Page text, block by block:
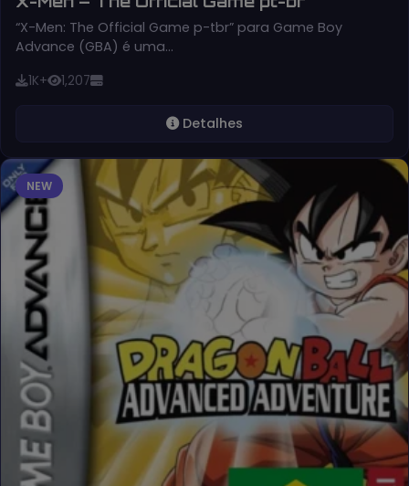
“X-Men: The Official Game p-tbr” para Game Boy
Advance (GBA) é uma…
1K+ 1,207
Detalhes
NEW